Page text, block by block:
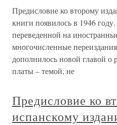
Предисловие ко второму
книги появилось в 1946
переведенной на
многочисленные
дополнилось новой главой о
платы – темой, не
Предисловие ко
испанскому